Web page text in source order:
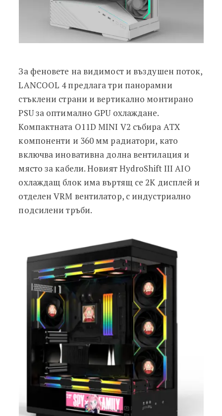
За феновете на видимост и въздушен поток,
LANCOOL 4 предлага три панорамни
стъклени страни и вертикално монтирано
PSU за оптимално GPU охлаждане.
Компактната O11D MINI V2 събира ATX
компоненти и 360 мм радиатори, като
включва иновативна долна вентилация и
място за кабели. Новият HydroShift III AIO
охлаждащ блок има въртящ се 2K дисплей и
отделен VRM вентилатор, с индустриално
подсилени тръби.